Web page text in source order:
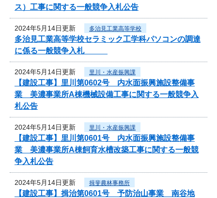
ス）工事に関する一般競争入札公告
2024年5月14日更新 多治見工業高等学校
多治見工業高等学校セラミック工学科パソコンの調達
に係る一般競争入札
2024年5月14日更新 里川・水産振興課
【建設工事】里川第0602号 内水面振興施設整備事
業 美濃事業所A棟機械設備工事に関する一般競争入
札公告
2024年5月14日更新 里川・水産振興課
【建設工事】里川第0601号 内水面振興施設整備事
業 美濃事業所A棟飼育水槽改築工事に関する一般競
争入札公告
2024年5月14日更新 揖斐農林事務所
【建設工事】揖治第0601号 予防治山事業 南谷地